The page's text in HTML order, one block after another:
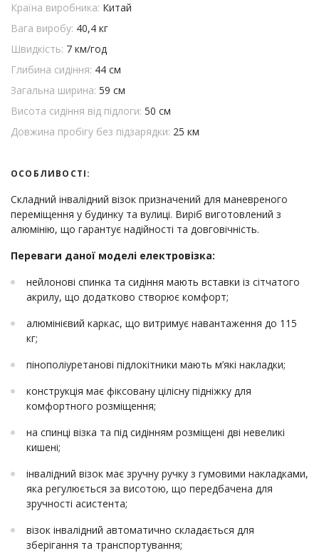
Країна виробника: Китай
Вага виробу: 40,4 кг
Швидкість: 7 км/год
Глибина сидіння: 44 см
Загальна ширина: 59 см
Висота сидіння від підлоги: 50 см
Довжина пробігу без підзарядки: 25 км
ОСОБЛИВОСТІ:
Складний інвалідний візок призначений для маневреного
переміщення у будинку та вулиці. Виріб виготовлений з
алюмінію, що гарантує надійності та довговічність.
Переваги даної моделі електровізка:
нейлонові спинка та сидіння мають вставки із сітчатого
акрилу, що додатково створює комфорт;
алюмінієвий каркас, що витримує навантаження до 115
кг;
пінополіуретанові підлокітники мають м’які накладки;
конструкція має фіксовану цілісну підніжку для
комфортного розміщення;
на спинці візка та під сидінням розміщені дві невеликі
кишені;
інвалідний візок має зручну ручку з гумовими накладками,
яка регулюється за висотою, що передбачена для
зручності асистента;
візок інвалідний автоматично складається для
зберігання та транспортування;